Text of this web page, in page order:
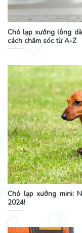
Chó lạp xưởng lông
cách chăm sóc từ A-Z
Chó lạp xưởng mini:
2024!